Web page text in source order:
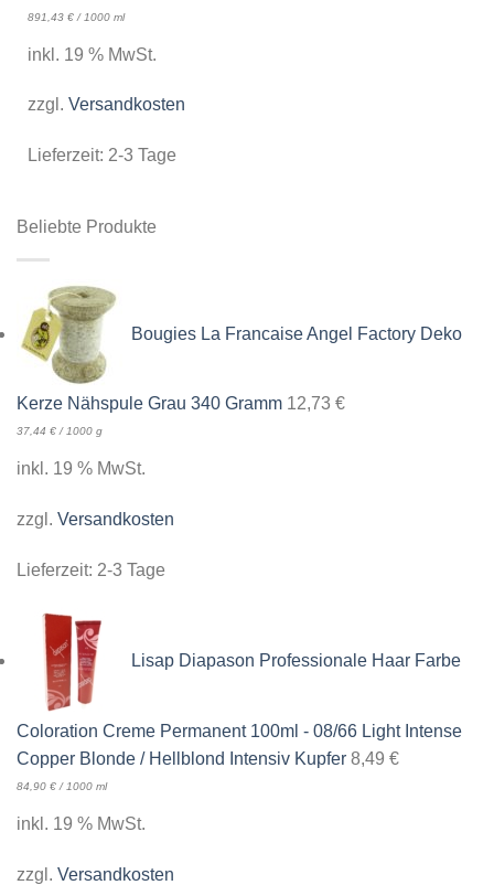
891,43 €/ 1000 ml
inkl. 19 % MwSt.
zzgl. Versandkosten
Lieferzeit: 2-3 Tage
Beliebte Produkte
Bougies La Francaise Angel Factory Deko
Kerze Nähspule Grau 340 Gramm 12,73 €
37,44 €/1000 g
inkl. 19 % MwSt.
zzgl. Versandkosten
Lieferzeit: 2-3 Tage
Lisap Diapason Professionale Haar Farbe
Coloration Creme Permanent 100ml - 08/66 Light Intense
Copper Blonde / Hellblond Intensiv Kupfer 8,49 €
84,90 € / 1000 ml
inkl. 19 % MwSt.
zzgl. Versandkosten